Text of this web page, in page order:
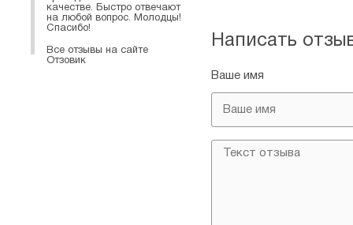
Написать
Ваше имя
качестве. Быстро отвечают
на любой вопрос. Молодцы!
Спасибо!
Все отзывы на сайте
Отзовик